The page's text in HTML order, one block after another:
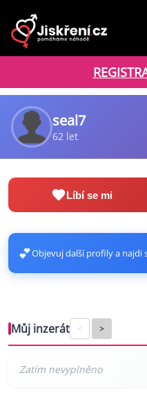
seal7
62 let
Líbí se mi
💕Objevuj další profily a najdi
Můj inzerát < >